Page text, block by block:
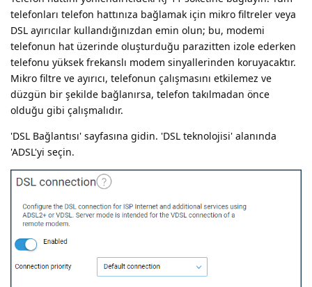
telefonları telefon hattınıza bağlamak için mikro filtreler veya
DSL ayırıcılar kullandığınızdan emin olun; bu, modemi
telefonun hat üzerinde oluşturduğu parazitten izole ederken
telefonu yüksek frekanslı modem sinyallerinden koruyacaktır.
Mikro filtre ve ayırıcı, telefonun çalışmasını etkilemez ve
düzgün bir şekilde bağlanırsa, telefon takılmadan önce
olduğu gibi çalışmalıdır.
'DSL Bağlantısı' sayfasına gidin. 'DSL teknolojisi' alanında
'ADSL'yi seçin.